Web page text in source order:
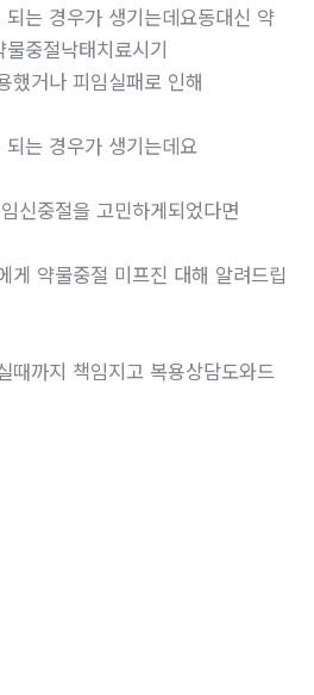
는 경우가 생기는데요동대신 약
중절낙태치료시기
했거나 피임실패로 인해
는 경우가 생기는데요
신중절을 고민하게되었다면
게 약물중절 미프진 대해 알려드립
때까지 책임지고 복용상담도와드